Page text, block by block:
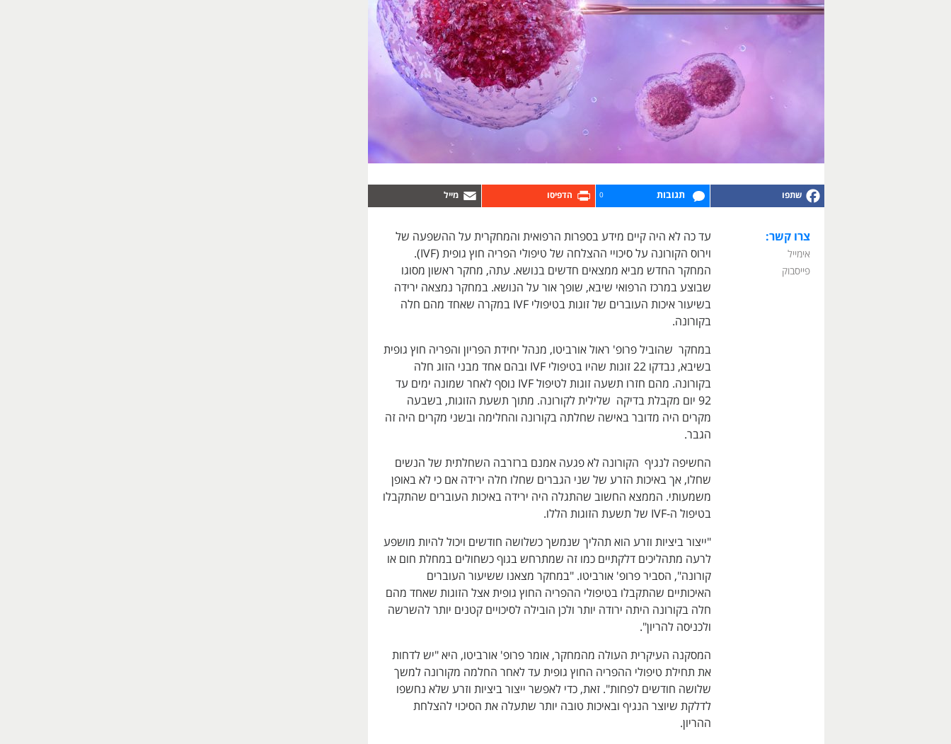
תגובות 0
צרו קשר:
אימייל
פייסבוק
עד כה לא היה קיים מידע בספרות הרפואית והמחקרית על ההשפעה של
וירוס הקורונה על סיכויי ההצלחה של טיפולי הפריה חוץ גופית (IVF).
המחקר החדש מביא ממצאים חדשים בנושא. עתה, מחקר ראשון מסוגו
שבוצע במרכז הרפואי שיבא, שופך אור על הנושא. במחקר נמצאה ירידה
בשיעור איכות העוברים של זוגות בטיפולי IVF במקרה שאחד מהם חלה
בקורונה.
במחקר שהוביל פרופ' ראול אורביטו, מנהל יחידת הפריון והפריה חוץ גופית
בשיבא, נבדקו 22 זוגות שהיו בטיפולי IVF ובהם אחד מבני הזוג חלה
בקורונה. מהם חזרו תשעה זוגות לטיפול IVF נוסף לאחר שמונה ימים עד
92 יום מקבלת בדיקה שלילית לקורונה. מתוך תשעת הזוגות, בשבעה
מקרים היה מדובר באישה שחלתה בקורונה והחלימה ובשני מקרים היה זה
הגבר.
החשיפה לנגיף הקורונה לא פגעה אמנם ברזרבה השחלתית של הנשים
שחלו, אך באיכות הזרע של שני הגברים שחלו חלה ירידה אם כי לא באופן
משמעותי. הממצא החשוב שהתגלה היה ירידה באיכות העוברים שהתקבלו
בטיפול ה-IVF של תשעת הזוגות הללו.
"ייצור ביציות וזרע הוא תהליך שנמשך כשלושה חודשים ויכול להיות מושפע
לרעה מתהליכים דלקתיים כמו זה שמתרחש בגוף כשחולים במחלת חום או
קורונה", הסביר פרופ' אורביטו. "במחקר מצאנו ששיעור העוברים
האיכותיים שהתקבלו בטיפולי ההפריה החוץ גופית אצל הזוגות שאחד מהם
חלה בקורונה היתה ירודה יותר ולכן הובילה לסיכויים קטנים יותר להשרשה
ולכניסה להריון".
המסקנה העיקרית העולה מהמחקר, אומר פרופ' אורביטו, היא "יש לדחות
את תחילת טיפולי ההפריה החוץ גופית עד לאחר החלמה מקורונה למשך
שלושה חודשים לפחות". זאת, כדי לאפשר ייצור ביציות וזרע שלא נחשפו
לדלקת שיוצר הנגיף ובאיכות טובה יותר שתעלה את הסיכוי להצלחת
ההריון.